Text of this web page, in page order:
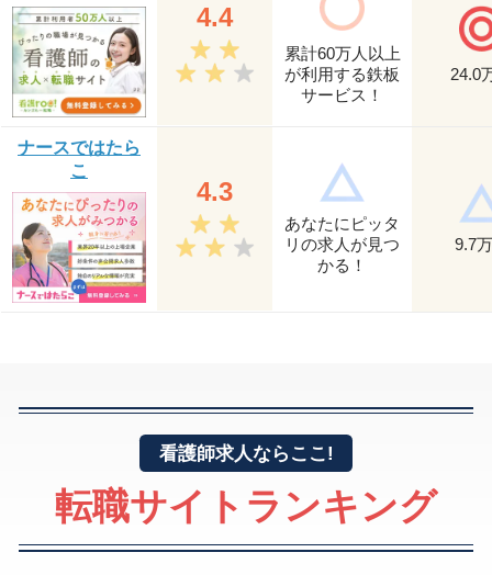
4.4
累計60万人以上
が利用する鉄板
サービス！
24.0
ナースではたら
こ
4.3
あなたにピッタ
リの求人が見つ
かる！
9.7
看護師求人ならここ!
転職サイトランキング